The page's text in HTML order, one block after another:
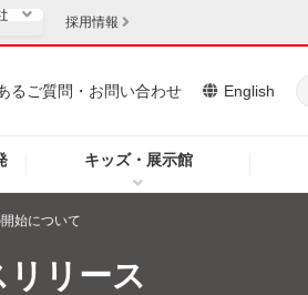
キッズ・展示館
るご質問・お問い合わせ English
安定供給
企業情報
法人のお客さま
採用情報
始について
リリース